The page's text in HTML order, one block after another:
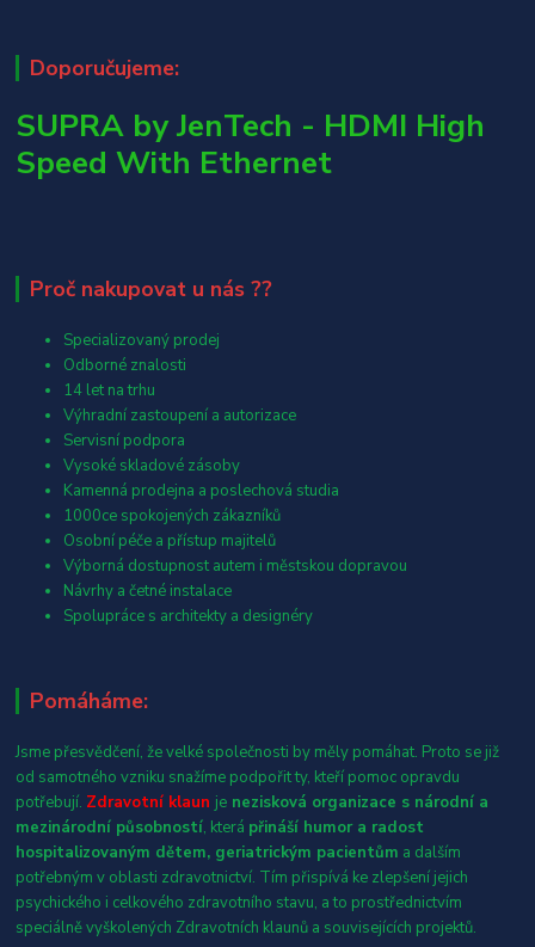
Doporučujeme:
SUPRA by JenTech - HDMI High
Speed With Ethernet
Proč nakupovat u nás ??
Specializovaný prodej
Odborné znalosti
14 let na trhu
Výhradní zastoupení a autorizace
Servisní podpora
Vysoké skladové zásoby
Kamenná prodejna a poslechová studia
1000ce spokojených zákazníků
Osobní péče a přístup majitelů
Výborná dostupnost autem i městskou dopravou
Návrhy a četné instalace
Spolupráce s architekty a designéry
Pomáháme:
Jsme přesvědčení, že velké společnosti by měly pomáhat. Proto se již
od samotného vzniku snažíme podpořit ty, kteří pomoc opravdu
potřebují. Zdravotní klaun je nezisková organizace s národní a
mezinárodní působností, která přináší humor a radost
hospitalizovaným dětem, geriatrickým pacientům a dalším
potřebným v oblasti zdravotnictví. Tím přispívá ke zlepšení jejich
psychického i celkového zdravotního stavu, a to prostřednictvím
speciálně vyškolených Zdravotních klaunů a souvisejících projektů.